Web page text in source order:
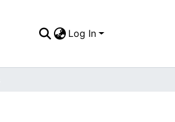
Log In